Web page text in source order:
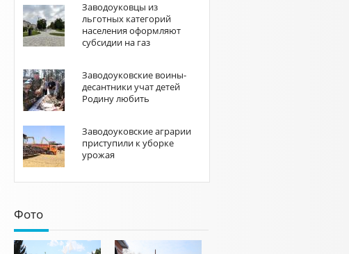
Заводоуковцы из
льготных категорий
населения оформляют
субсидии на газ
Заводоуковские воины-
десантники учат детей
Родину любить
Заводоуковские аграрии
приступили к уборке
урожая
Фото